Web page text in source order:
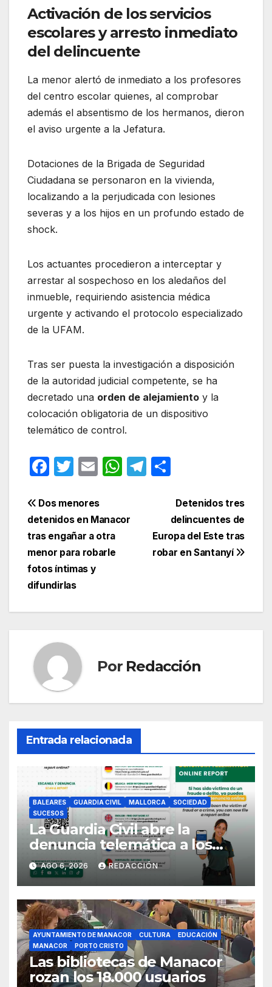
Activación de los servicios
escolares y arresto inmediato
del delincuente
La menor alertó de inmediato a los profesores
del centro escolar quienes, al comprobar
además el absentismo de los hermanos, dieron
el aviso urgente a la Jefatura.
Dotaciones de la Brigada de Seguridad
Ciudadana se personaron en la vivienda,
localizando a la perjudicada con lesiones
severas y a los hijos en un profundo estado de
shock.
Los actuantes procedieron a interceptar y
arrestar al sospechoso en los aledaños del
inmueble, requiriendo asistencia médica
urgente y activando el protocolo especializado
de la UFAM.
Tras ser puesta la investigación a disposición
de la autoridad judicial competente, se ha
decretado una orden de alejamiento y la
colocación obligatoria de un dispositivo
telemático de control.
F
c
e
b
o
o
T
itt
er
E
ail
W
s
T
a
m
m
p
ar
tir
Navegación
de
entradas
Detenidos tres
delincuentes de
Europa del Este tras
robar en Santanyí
Dos menores
detenidos en Manacor
tras engañar a otra
menor para robarle
fotos íntimas y
difundirlas
Por Redacción
Entrada relacionada
BALEARES GUARDIA CIVIL MALLORCA
SOCIEDAD
SUCESOS
La Guardia Civil abre la
denuncia telemática a los
ciudadanos europeos
AGO 6, 2026 REDACCIÓN
AYUNTAMIENTO DE MANACOR CULTURA
EDUCACIÓN
MANACOR
PORTO CRISTO
Las bibliotecas de Manacor
rozan los 18.000 usuarios